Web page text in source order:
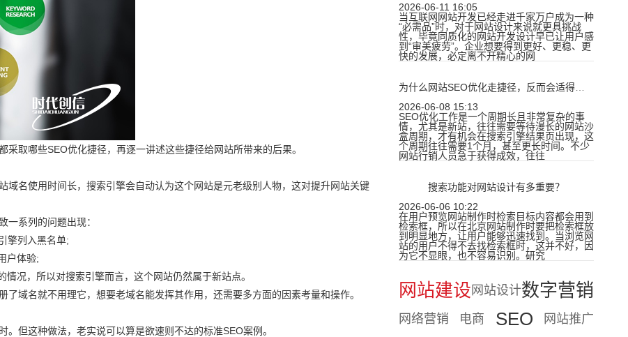
2026-06-11 16:05
当互联网网站开发已经走进千家万户成为一种
“必需品”时，对于网站设计来说就更具挑战
性，毕竟同质化的网站开发设计早已让用户感
到“审美疲劳”。企业想要得到更好、更稳、更
快的发展，必定离不开精心的网
2026-06-08 15:13
SEO优化工作是一个周期长且非常复杂的事
情，尤其是新站，往往需要等待漫长的网站沙
盒周期，才有机会在搜索引擎结果页出现，这
个周期往往需要1个月，甚至更长时间。不少
网站行销人员急于获得成效，往往
搜索功能对网站设计有多重要？
2026-06-06 10:22
在用户预览网站制作时检索目标内容都会用到
检索框，所以在北京网站制作时要把检索框放
到明显地方，让用户能够迅速找到。当浏览网
站的用户不得不去找检索框时，这并不好，因
为它不显眼，也不容易识别。研究
网站建设 网站设计数字营销
网络营销 电商 SEO 网站推广
取哪些SEO优化捷径，再逐一讲述这些捷径给网站所带来的后果。
名使用时间长，搜索引擎会自动认为这个网站是元老级别人物，这对提升网站关键
一系列的问题出现：
擎列入黑名单;
户体验;
况，所以对搜索引擎而言，这个网站仍然属于新站点。
域名就不用理它，想要老域名能发挥其作用，还需要多方面的因素考量和操作。
但这种做法，老实说可以算是欲速则不达的标准SEO案例。